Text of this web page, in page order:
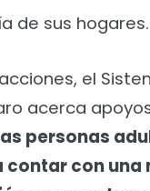
de sus hogares.
el
acerca
personas
contar con una